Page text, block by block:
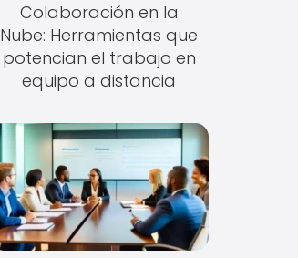
Colaboración en la
Nube: Herramientas que
potencian el trabajo en
equipo a distancia